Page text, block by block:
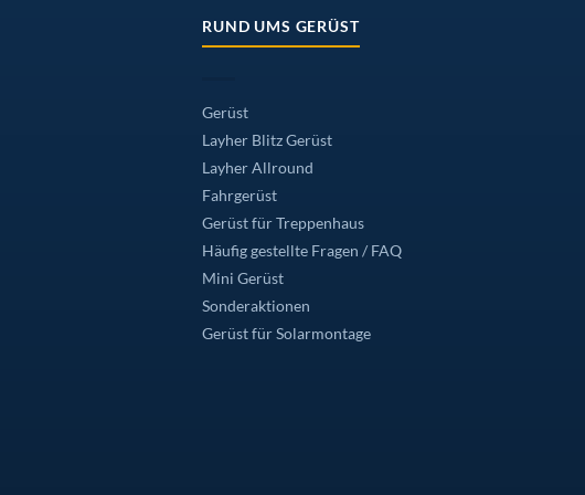
RUND UMS GERÜST
Gerüst
Layher Blitz Gerüst
Layher Allround
Fahrgerüst
Gerüst für Treppenhaus
Häufig gestellte Fragen / FAQ
Mini Gerüst
Sonderaktionen
Gerüst für Solarmontage